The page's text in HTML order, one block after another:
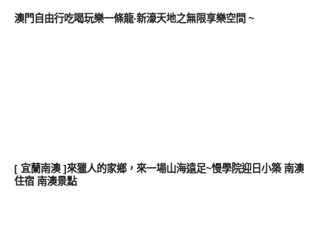
澳門自由行吃喝玩樂一條龍‧新濠天地之無限享樂空間 ~
[ 宜蘭南澳 ]來獵人的家鄉，來一場山海遠足~慢學院迎日小築 南澳
住宿 南澳景點